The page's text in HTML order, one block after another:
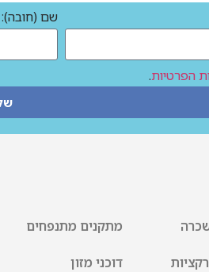
שם (חובה):
הפרטיות.
מתקנים מתנפחים
דוכני מזון